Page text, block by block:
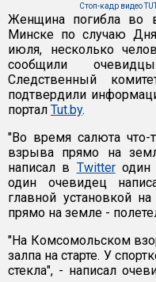
Стоп-кадр видео
Женщина погибла во
Минске по случаю Дня
июля, несколько
сообщили
Следственный
подтвердили
портал Tut.by.
"Во время салюта
взрыва прямо на
написал в Twitterодин
один очевидец
главной установкой
прямо на земле -
"На Комсомольском
залпа на старте. У
стекла", - написал